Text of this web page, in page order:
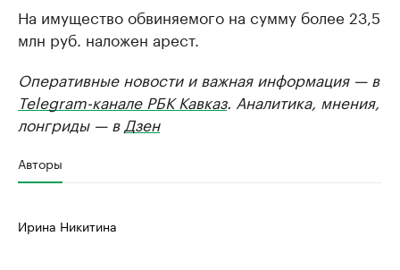
На имущество обвиняемого на сумму более 23,5
млн руб. наложен арест.
Оперативные новости и важная информация — в
Telegram-канале РБК Кавказ. Аналитика, мнения,
лонгриды — в Дзен
Авторы
Ирина Никитина